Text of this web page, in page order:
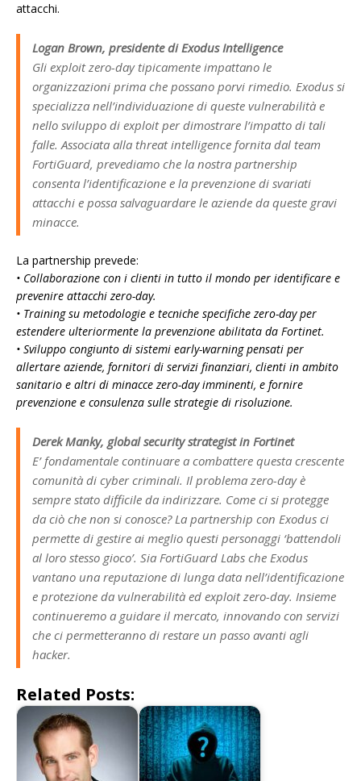
attacchi.
Logan Brown, presidente di Exodus Intelligence
Gli exploit zero-day tipicamente impattano le
organizzazioni prima che possano porvi rimedio. Exodus si
specializza nell’individuazione di queste vulnerabilità e
nello sviluppo di exploit per dimostrare l’impatto di tali
falle. Associata alla threat intelligence fornita dal team
FortiGuard, prevediamo che la nostra partnership
consenta l’identificazione e la prevenzione di svariati
attacchi e possa salvaguardare le aziende da queste gravi
minacce.
La partnership prevede:
• Collaborazione con i clienti in tutto il mondo per identificare e
prevenire attacchi zero-day.
• Training su metodologie e tecniche specifiche zero-day per
estendere ulteriormente la prevenzione abilitata da Fortinet.
• Sviluppo congiunto di sistemi early-warning pensati per
allertare aziende, fornitori di servizi finanziari, clienti in ambito
sanitario e altri di minacce zero-day imminenti, e fornire
prevenzione e consulenza sulle strategie di risoluzione.
Derek Manky, global security strategist in Fortinet
E’ fondamentale continuare a combattere questa crescente
comunità di cyber criminali. Il problema zero-day è
sempre stato difficile da indirizzare. Come ci si protegge
da ciò che non si conosce? La partnership con Exodus ci
permette di gestire ai meglio questi personaggi ‘battendoli
al loro stesso gioco’. Sia FortiGuard Labs che Exodus
vantano una reputazione di lunga data nell’identificazione
e protezione da vulnerabilità ed exploit zero-day. Insieme
continueremo a guidare il mercato, innovando con servizi
che ci permetteranno di restare un passo avanti agli
hacker.
Related Posts: